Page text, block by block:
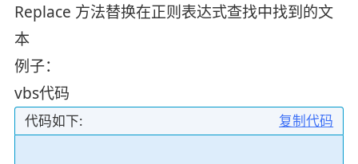
Replace 方法替换在正则表达式查找中找到的文
本
例子：
vbs代码
复制代码
代码如下: